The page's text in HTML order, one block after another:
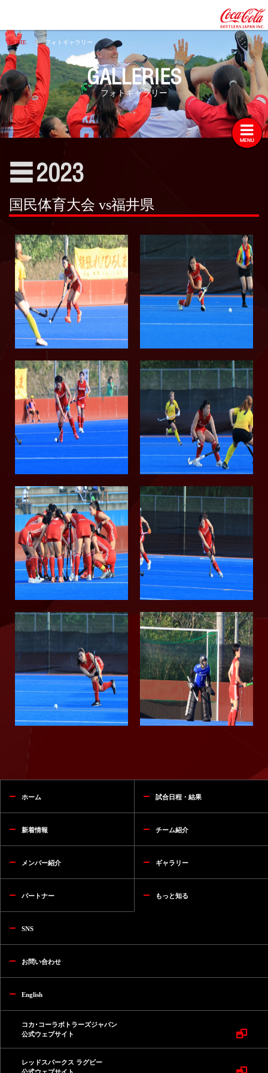
HOME フォトギャラリー
GALLERIES
フォトギャラリー
フォトギャラリー
2026
2025
2024
2022
2021
2020
2019
2017
2016
2015
2014
2013
2010
2009
2008
2007
☰2023
国民体育大会 vs福井県
MENU
ホーム 試合日程・結果
新着情報 チーム紹介
メンバー紹介 ギャラリー
パートナー もっと知る
SNS
お問い合わせ
English
コカ･コーラボトラーズジャパン
公式ウェブサイト
レッドスパークス ラグビー